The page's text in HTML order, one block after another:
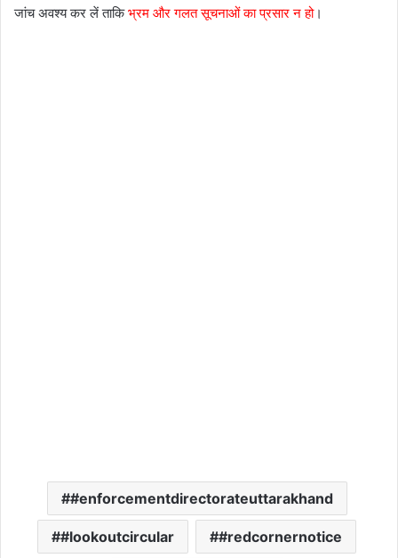
जांच अवश्य कर लें ताकिभ्रम और गलत सूचनाओं का प्रसार न हो।
#enforcementdirectorateuttarakhand
#lookoutcircular #redcornernotice